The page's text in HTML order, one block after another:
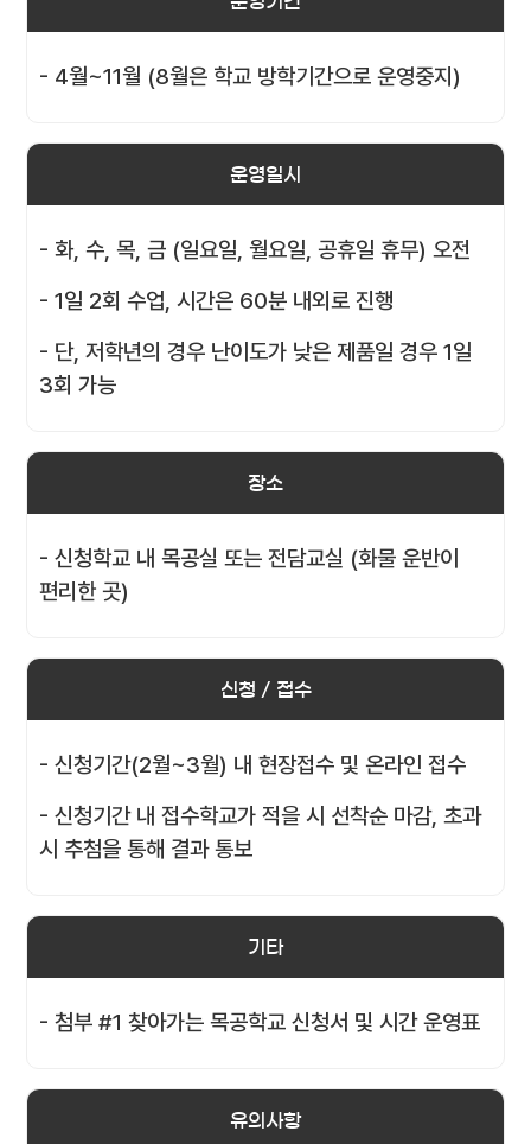
- 4월~11월 (8월은 학교 방학기간으로 운영중지)
운영일시
- 화, 수, 목, 금 (일요일, 월요일, 공휴일 휴무) 오전
- 1일 2회 수업, 시간은 60분 내외로 진행
- 단, 저학년의 경우 난이도가 낮은 제품일 경우 1일
3회 가능
장소
- 신청학교 내 목공실 또는 전담교실 (화물 운반이
편리한 곳)
신청 / 접수
- 신청기간(2월~3월) 내 현장접수 및 온라인 접수
- 신청기간 내 접수학교가 적을 시 선착순 마감, 초과
시 추첨을 통해 결과 통보
기타
- 첨부 #1 찾아가는 목공학교 신청서 및 시간 운영표
유의사항